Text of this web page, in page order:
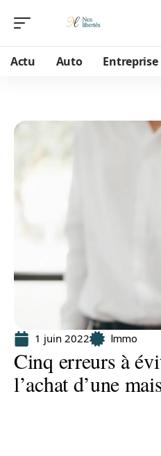
Actu Auto Entreprise
1 juin 2022 Immo
Cinq erreurs à
l’achat d’une